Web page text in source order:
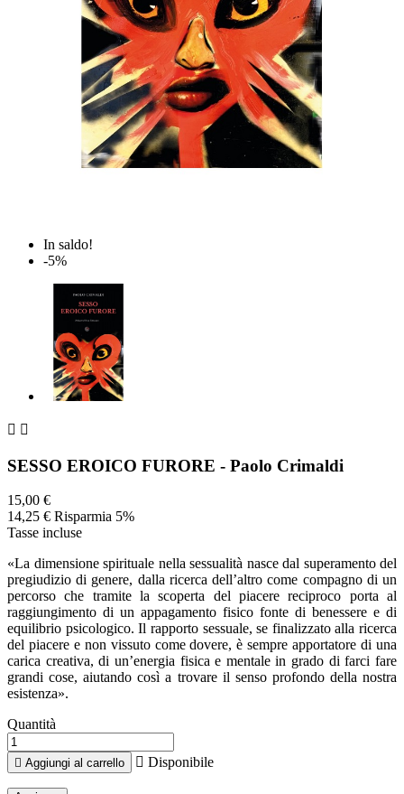
In saldo!
-5%
 
SESSO EROICO FURORE - Paolo Crimaldi
15,00 €
14,25 € Risparmia 5%
Tasse incluse
«La dimensione spirituale nella sessualità nasce dal superamento del
pregiudizio di genere, dalla ricerca dell’altro come compagno di un
percorso che tramite la scoperta del piacere reciproco porta al
raggiungimento di un appagamento fisico fonte di benessere e di
equilibrio psicologico. Il rapporto sessuale, se finalizzato alla ricerca
del piacere e non vissuto come dovere, è sempre apportatore di una
carica creativa, di un’energia fisica e mentale in grado di farci fare
grandi cose, aiutando così a trovare il senso profondo della nostra
esistenza».
Quantità
 Aggiungi al carrello  Disponibile